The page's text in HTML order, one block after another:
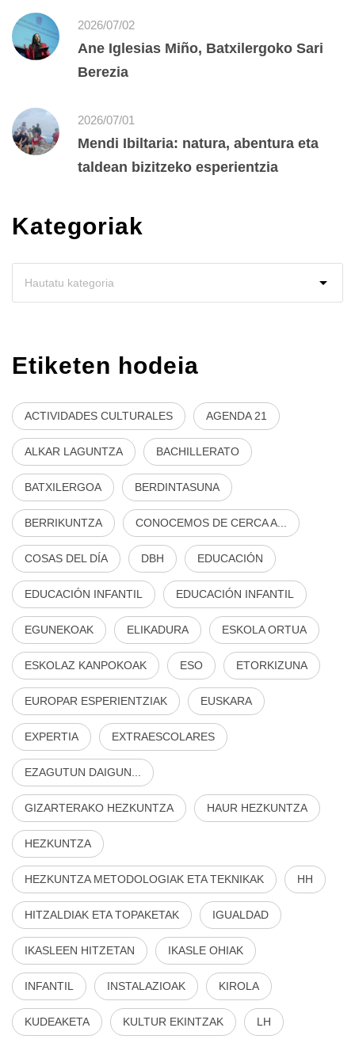
2026/07/02
Ane Iglesias Miño, Batxilergoko Sari
Berezia
2026/07/01
Mendi Ibiltaria: natura, abentura eta
taldean bizitzeko esperientzia
Kategoriak
Etiketen hodeia
ACTIVIDADES CULTURALES AGENDA 21
ALKAR LAGUNTZA BACHILLERATO
BATXILERGOA BERDINTASUNA
BERRIKUNTZA CONOCEMOS DE CERCA A...
COSAS DEL DÍA DBH EDUCACIÓN
EDUCACIÓN INFANTIL EDUCACIÓN INFANTIL
EGUNEKOAK ELIKADURA ESKOLA ORTUA
ESKOLAZ KANPOKOAK ESO ETORKIZUNA
EUROPAR ESPERIENTZIAK EUSKARA
EXPERTIA EXTRAESCOLARES
EZAGUTUN DAIGUN...
GIZARTERAKO HEZKUNTZA HAUR HEZKUNTZA
HEZKUNTZA
HEZKUNTZA METODOLOGIAK ETA TEKNIKAK HH
HITZALDIAK ETA TOPAKETAK IGUALDAD
IKASLEEN HITZETAN IKASLE OHIAK
INFANTIL INSTALAZIOAK KIROLA
KUDEAKETA KULTUR EKINTZAK LH